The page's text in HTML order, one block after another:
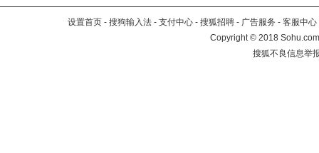
设置首页 - 搜狗输入法 - 支付中心 - 搜狐招聘 - 广告服务 - 客服中心
Copyright©2018
搜狐不良信息举